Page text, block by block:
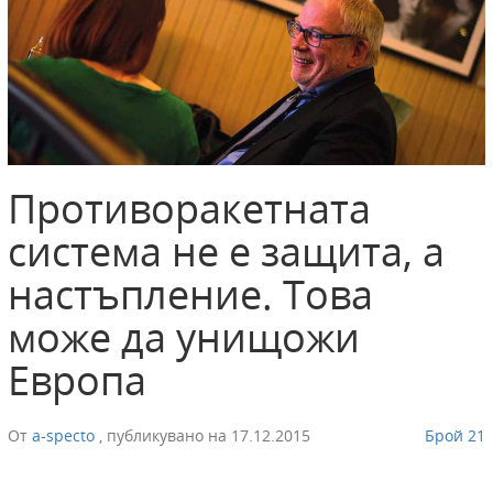
Противоракетната
система не е защита, а
настъпление. Това
може да унищожи
Европа
От a-specto , публикувано на 17.12.2015 Брой 21